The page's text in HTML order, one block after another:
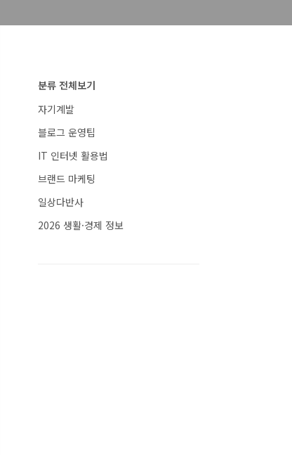
분류 전체보기
자기계발
블로그 운영팁
IT 인터넷 활용법
브랜드 마케팅
일상다반사
2026 생활·경제 정보